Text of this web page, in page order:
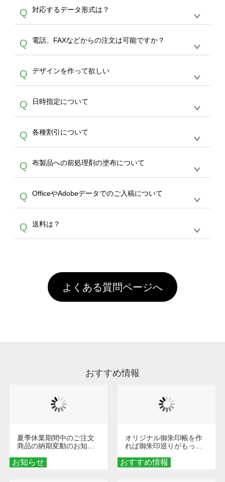
A
生産にて承っております。デザインツールから
デザインの作成から決済まで完了できます。
30枚以上やシルク印刷など、大口注文の場合
は、サポートが担当するエコバッグコンシェル
やタンブラーコンシェルをご利用ください。製
作する数量が多ければ多いほど、オンデマンド
サービスよりも低価格で製作することが可能で
す。
Q 対応するデータ形式は？
A
ドできるデータ形式は、JPG / PNG / AI / PSD /
PDF 形式になります。データの最大サイズ
写真などもアップロード可能です。使用できな
い画像はエラーになります。（※ Illustratorか
らの直接入稿には対応していません。AIで保存
し、デザインツールからアップロードして下さ
い）
Q 電話、FAXなどからの注文は可能ですか？
A
文のみ受け付けております。30個以上のご製
作をお考えの方は、サポートが担当するエコバ
スをご利用頂ければ、電話やFAX、メールなど
でご注文が可能です。
Q デザインを作って欲しい
A
を作って欲しい。などの場合は、製作数量が
30個以上であれば、サポート担当が、デザイ
バッグコンシェル
サー
ビスをご利用ください。(※ 30個以下の場合
は、デザインツールをご利用ください)
Q 日時指定について
A
ん。発送後18時以降に配送業者・伝票番号を
メールでお知らせいたしますので、直接配送業
者にご連絡いただき調整をお願い致します。
Q 各種割引について
A
カート内で自動的に割引(最大50%)が適用され
ます。 【付与ポイント】購入金額の1％が1ポ
イントとして付与され、次回ご注文時に1ポイ
ント＝1円としてお使いいただけます。ポイン
トは発送完了の翌日に付与され、次回ご注文時
からご利用頂けます。ポイントの有効期限は一
年間です。【会員ランク】過去10カ月のご注
文回数により会員ランク割引(最大5%)が適用
頂いても、ログインがされていなければ、ラン
クにカウントがされません。
Q 布製品への前処理剤の塗布について
A
意点（前処理剤）】カラー生地（Tシャツのホ
ワイト、トートバッグのナチュラル、ホワイト
といって、プリントを定着させるための処理剤
を塗布しており、短納期・低価格で商品をお届
害な性質で、水洗いで落とすことが可能です。
お手数ですが、お客様ご自身にて着用前に落と
していただけますようお願いいたします。※1
通常注文・直送機能でのご注文に関わらず、前
Q OfficeやAdobeデータでのご入稿について
A
ません。いずれのデータも該当デザインのみ画
像(JPEG,PNG,GIF,PDF)に変換、またはAdobe
Q 送料は？
引」などによるお値引きで4,000円未満になる
場合は送料がかかりますので、ご注意くださ
い。
よくある質問ページへ
おすすめ情報
お知らせ
夏季休業期間中のご注文
商品の納期変動のお知ら
おすすめ情報
オリジナル御朱印帳を作
れば御朱印巡りがもっと
ダーメイドする魅力と選
び方